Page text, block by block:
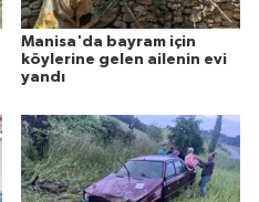
Manisa'da bayram için
köylerine gelen ailenin evi
yandı